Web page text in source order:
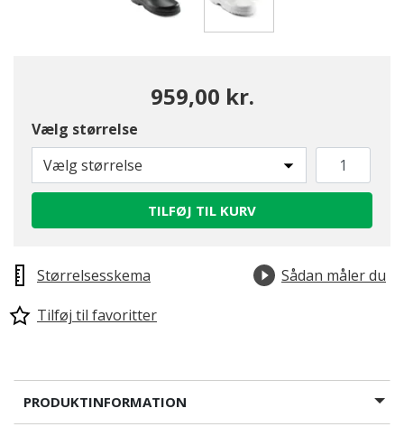
959,00 kr.
Vælg størrelse
Vælg størrelse
TILFØJ TIL KURV
Størrelsesskema
Sådan måler du
Tilføj til favoritter
PRODUKTINFORMATION